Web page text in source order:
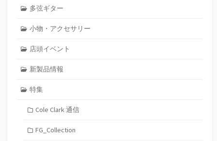
多弦ギター
小物・アクセサリー
店頭イベント
新製品情報
特集
Cole Clark 通信
FG_Collection